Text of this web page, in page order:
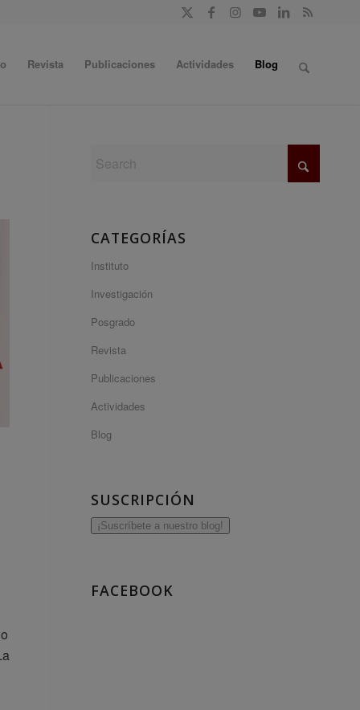
Revista Publicaciones Actividades Blog
CATEGORÍAS
Instituto
Investigación
Posgrado
Revista
Publicaciones
Actividades
Blog
SUSCRIPCIÓN
¡Suscríbete a nuestro blog!
FACEBOOK